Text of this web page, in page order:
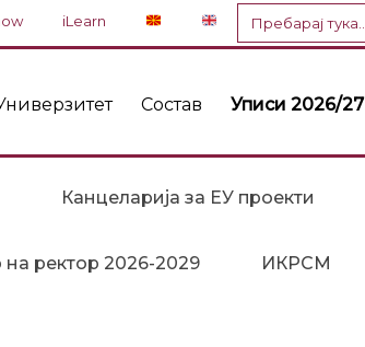
iLearn
Пребарај
за:
Состав Уписи 2026/27
Канцеларија за ЕУ проекти
на ректор 2026-2029 ИКРСМ